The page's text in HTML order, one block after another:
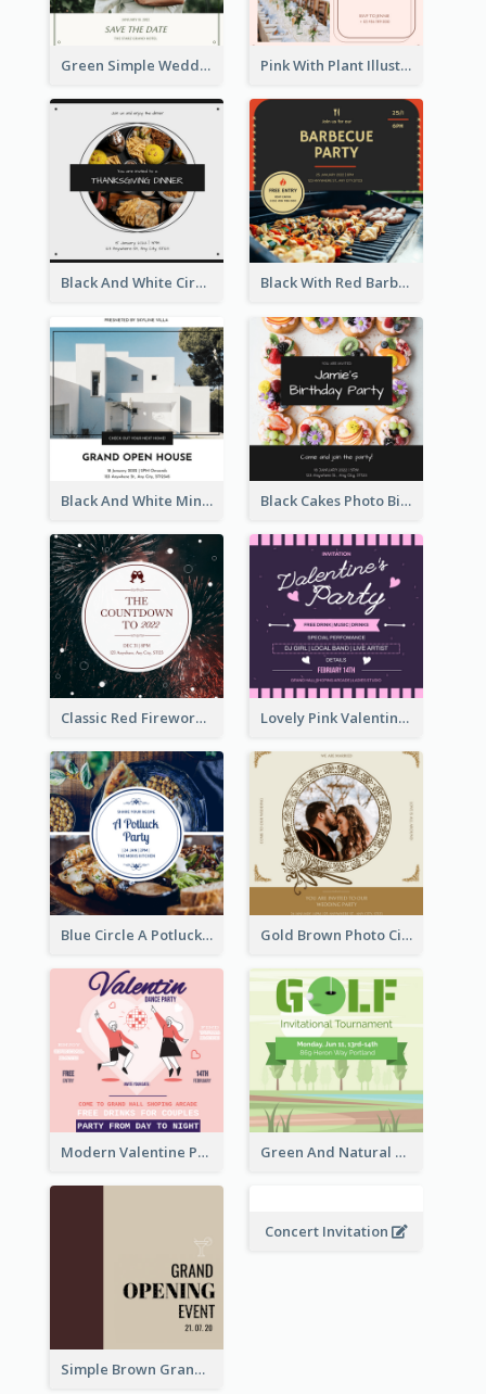
Green Simple Wedding Photo Wedding Invitation Pink With Plant Illustration Wedding Party Invitation
Black And White Circle Photo Thanksgiving Dinner Invitation Black With Red Barbecue Housewarming Invitation
Black And White Minimal Grand Open House Invitation Black Cakes Photo Birthday Party Invitation
Classic Red Fireworks Photo New Year Countdown Invitation Lovely Pink Valentine Celebration Invitation Design Ideas
Blue Circle A Potluck Party Invitation Gold Brown Photo Circle Wedding Invitation
Modern Valentine Party Pink Invitation Design Templates Green And Natural Golf Tournament Invitation
Simple Brown Grand Opening Event Invitation
Concert Invitation